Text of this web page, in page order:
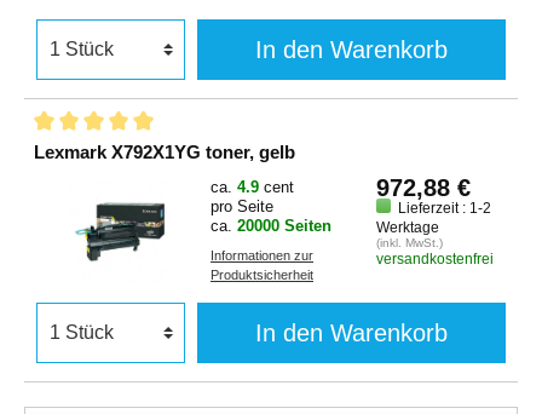
In den Warenkorb
Lexmark X792X1YG toner, gelb
ca. 4.9 cent
pro Seite
ca. 20000 Seiten
Informationen zur
Produktsicherheit
972,88 €
Lieferzeit : 1-2
Werktage
(inkl. MwSt.)
versandkostenfrei
In den Warenkorb